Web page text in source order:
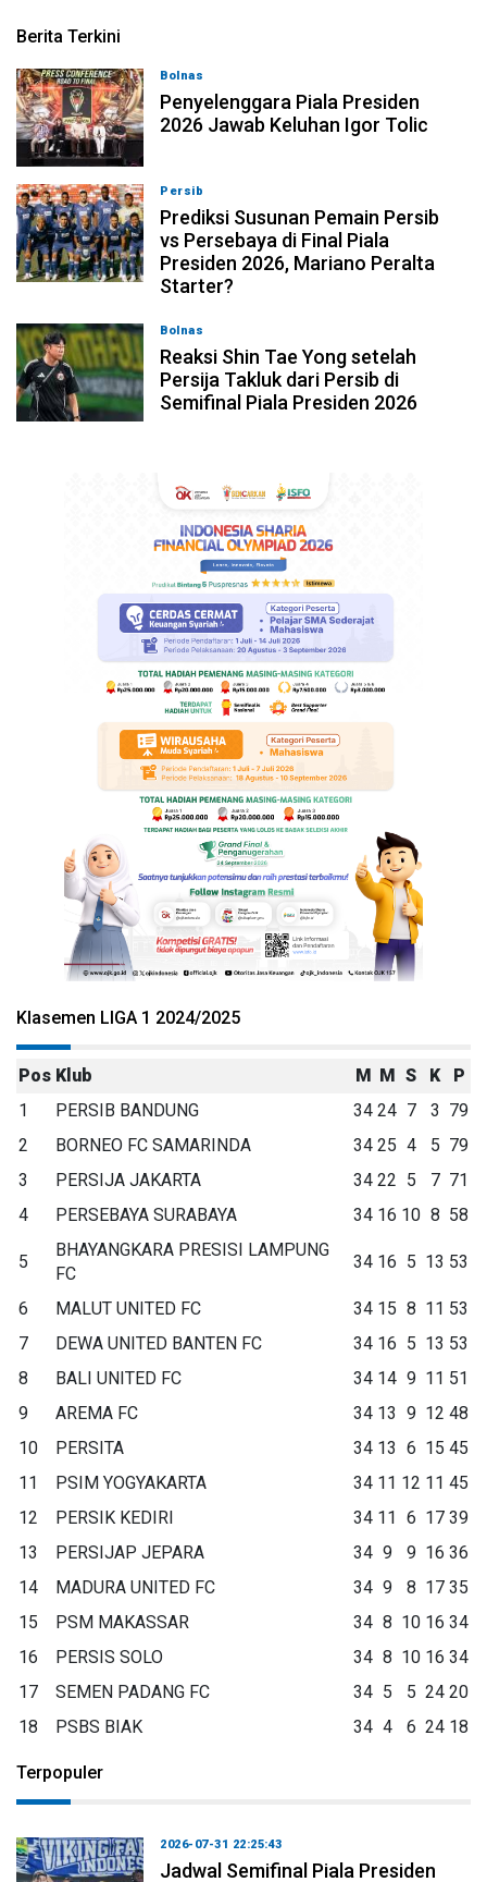
Berita Terkini
Bolnas
Penyelenggara Piala Presiden
2026 Jawab Keluhan Igor Tolic
Persib
Prediksi Susunan Pemain Persib
vs Persebaya di Final Piala
Presiden 2026, Mariano Peralta
Starter?
Bolnas
Reaksi Shin Tae Yong setelah
Persija Takluk dari Persib di
Semifinal Piala Presiden 2026
Klasemen LIGA 1 2024/2025
Pos Klub M M S K
P
1
PERSIB BANDUNG 34 24 7 3 79
2
BORNEO FC SAMARINDA 34 25 4 5 79
3
PERSIJA JAKARTA 34 22 5 7 71
4
PERSEBAYA SURABAYA 34 16 10 8 58
5
BHAYANGKARA PRESISI LAMPUNG
FC
34 16 5 13 53
6 MALUT UNITED FC 34 15 8 11 53
7
DEWA UNITED BANTEN FC 34 16 5 13 53
8
BALI UNITED FC 34 14 9 11 51
9
AREMA FC 34 13 9 12 48
10
PERSITA 34 13 6 15 45
11
PSIM YOGYAKARTA 34 11 12 11 45
12
PERSIK KEDIRI 34 11 6 17 39
13
PERSIJAP JEPARA 34 9 9 16 36
14
MADURA UNITED FC 34 9 8 17 35
15
PSM MAKASSAR 34 8 10 16 34
16
PERSIS SOLO 34 8 10 16 34
17
SEMEN PADANG FC 34 5 5 24 20
18
PSBS BIAK 34 4 6 24 18
Terpopuler
2026-07-31 22:25:43
Jadwal Semifinal Piala Presiden